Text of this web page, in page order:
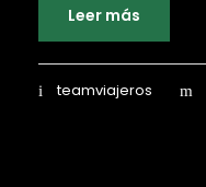
Leer más
teamviajeros